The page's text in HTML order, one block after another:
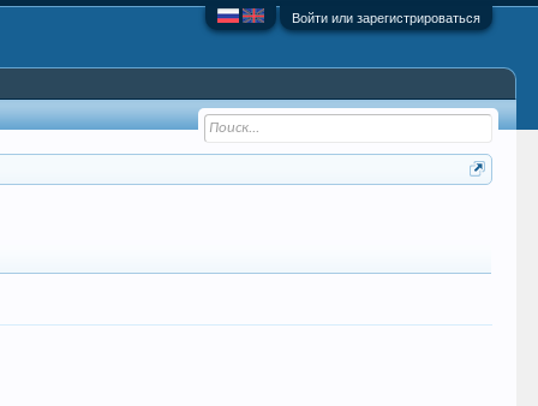
Войти или зарегистрироваться